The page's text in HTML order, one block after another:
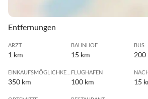
Entfernungen
ARZT
1 km
BAHNHOF
15 km
BUS
200
350 km
FLUGHAFEN
100 km 15